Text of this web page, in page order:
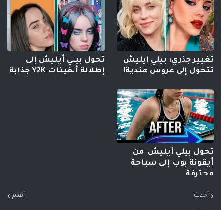
تغيير جذري: بيلي إيليش
تتحول إلى عروس هندية!
تحول بيلي أيليش إلى
إطلالة ألفينات Y2K جذابة
تحول بيلي آيليش: من
أيقونة بوب إلى سباحة
محترفة
أحدث أقدم